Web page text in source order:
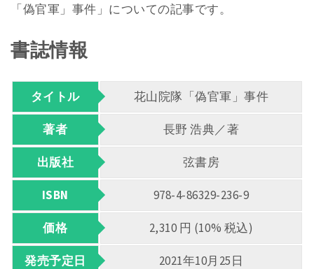
「偽官軍」事件」についての記事です。
書誌情報
タイトル 花山院隊「偽官軍」事件
著者 長野 浩典／著
出版社 弦書房
ISBN 978-4-86329-236-9
価格 2,310 円 (10% 税込)
発売予定日 2021年10月25日